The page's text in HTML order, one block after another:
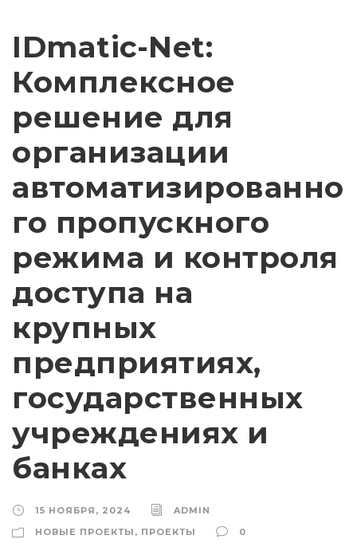
IDmatic-Net:
Комплексное
решение для
организации
автоматизированно
го пропускного
режима и контроля
доступа на
крупных
предприятиях,
государственных
учреждениях и
банках
15 НОЯБРЯ, 2024
ADMIN
НОВЫЕ ПРОЕКТЫ , ПРОЕКТЫ 0